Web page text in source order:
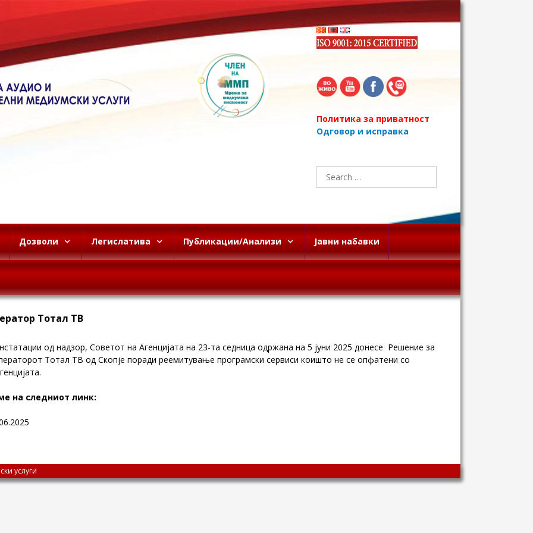
Политика за приватност
Одговор и исправка
Search
for:
Дозволи Легислатива Публикации/Анализи Јавни набавки
Тотал ТВ
од надзор, Советот на Агенцијата на 23-та седница одржана на 5 јуни 2025 донесе Решение за
Тотал ТВ од Скопје поради реемитување програмски сервиси коишто не се опфатени со
.
на следниот линк:
provides
услуги